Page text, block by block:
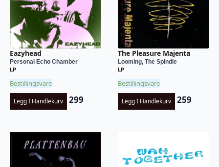
Eazyhead
Personal Echo Chamber
LP
Bestillingsvare
Legg I Handlekurv 299
The Pleasure Majenta
Looming, The Spindle
LP
Bestillingsvare
Legg I Handlekurv 259